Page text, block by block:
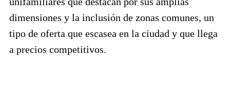
dimensiones y la inclusión de zonas comunes, un
tipo de oferta que escasea en la ciudad y que llega
a precios competitivos.